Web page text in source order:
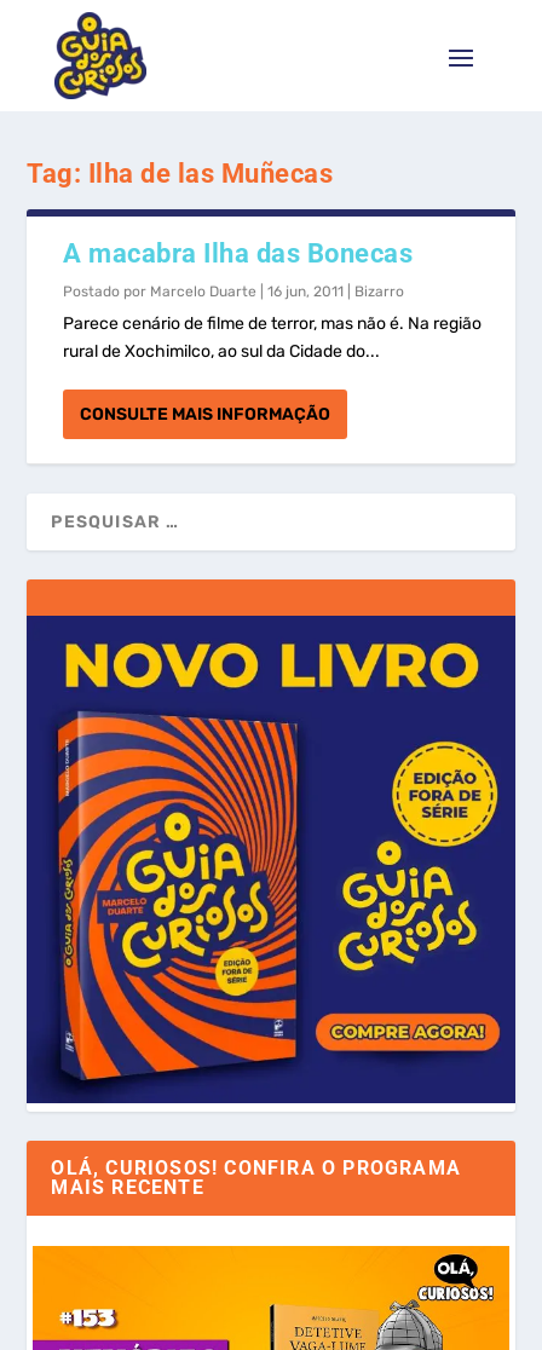
Tag: Ilha de las Muñecas
A macabra Ilha das Bonecas
Postado por Marcelo Duarte |16 jun, 2011 Bizarro
Parece cenário de filme de terror, mas não é. Na região
rural de Xochimilco, ao sul da Cidade do...
CONSULTE MAIS INFORMAÇÃO
OLÁ, CURIOSOS! CONFIRA O PROGRAMA
MAIS RECENTE